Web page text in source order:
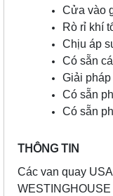
Cửa vào
Rò rỉ khí
Chịu áp
Có sẵn
Giải
Có sẵn
Có sẵn
THÔNG TIN
Các van quay